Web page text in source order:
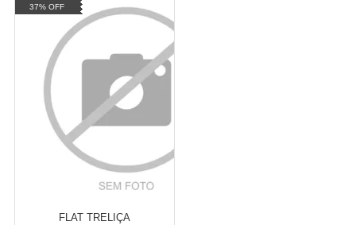
37% OFF
FLAT TRELIÇA